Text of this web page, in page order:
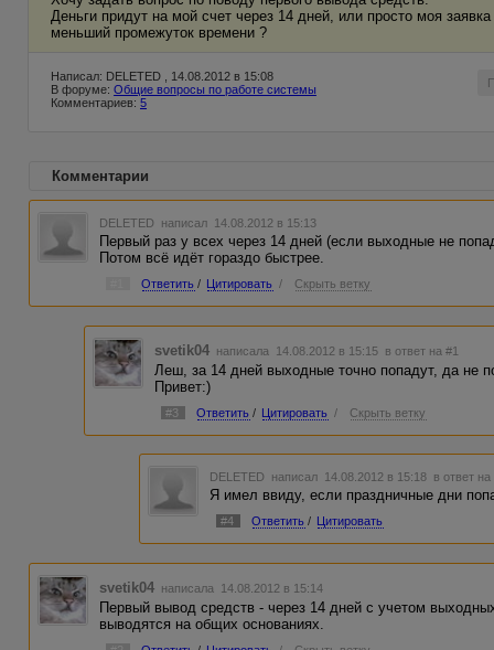
Деньги придут на мой счет через 14 дней, или просто моя
меньший промежуток времени ?
Написал: DELETED , 14.08.2012 в 15:08
В форуме: Общие вопросы по работе системы
Комментариев: 5
Комментарии
DELETED написал 14.08.2012 в 15:13
Первый раз у всех через 14 дней (если выходные не
Потом всё идёт гораздо быстрее.
Ответить / Цитировать / Скрыть ветку
svetik04 написала 14.08.2012 в 15:15 в ответ на #1
Леш, за 14 дней выходные точно попадут, да не
Привет:)
#3 Ответить / Цитировать / Скрыть ветку
DELETED написал 14.08.2012 в 15:18 в ответ на
Я имел ввиду, если праздничные дни
#4 Ответить / Цитировать
svetik04 написала 14.08.2012 в 15:14
Первый вывод средств - через 14 дней с учетом
выводятся на общих основаниях.